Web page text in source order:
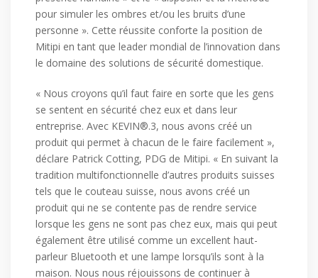
pour simuler les ombres et/ou les bruits d’une
personne ». Cette réussite conforte la position de
Mitipi en tant que leader mondial de l’innovation dans
le domaine des solutions de sécurité domestique.
« Nous croyons qu’il faut faire en sorte que les gens
se sentent en sécurité chez eux et dans leur
entreprise. Avec KEVIN®.3, nous avons créé un
produit qui permet à chacun de le faire facilement »,
déclare Patrick Cotting, PDG de Mitipi. « En suivant la
tradition multifonctionnelle d’autres produits suisses
tels que le couteau suisse, nous avons créé un
produit qui ne se contente pas de rendre service
lorsque les gens ne sont pas chez eux, mais qui peut
également être utilisé comme un excellent haut-
parleur Bluetooth et une lampe lorsqu’ils sont à la
maison. Nous nous réjouissons de continuer à